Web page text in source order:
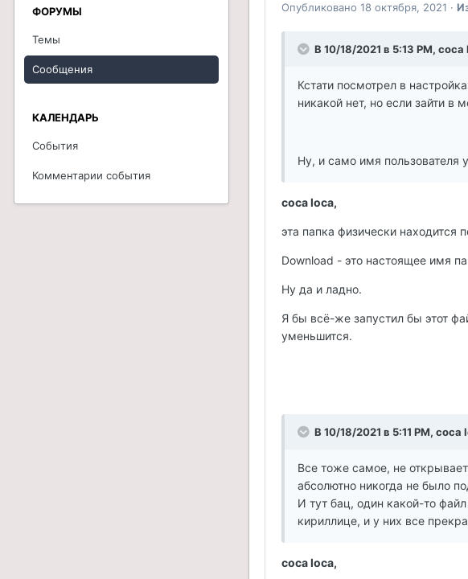
ФОРУМЫ
Темы
Сообщения
КАЛЕНДАРЬ
События
Комментарии события
Опубликовано 18 октября, 2021 ·
В 10/18/2021 в 5:13 PM, coca
Кстати посмотрел в
никакой нет, но если зайти в
Ну, и само имя пользователя
coca loca,
эта папка физически находится
Download - это настоящее имя
Ну да и ладно.
Я бы всё-же запустил бы этот
уменьшится.
В 10/18/2021 в 5:11 PM, coca
Все тоже самое, не
абсолютно никогда не было
И тут бац, один какой-то
кириллице, и у них все
coca loca,